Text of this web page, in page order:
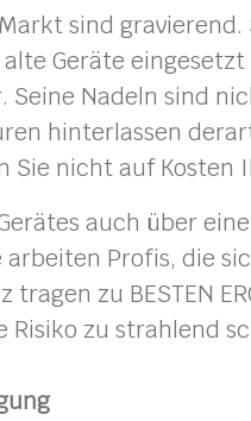
sind
Geräte
Seine Nadeln sind
hinterlassen
Sie nicht auf Kosten
auch über
arbeiten Profis, die
zu BESTEN
zu strahlend